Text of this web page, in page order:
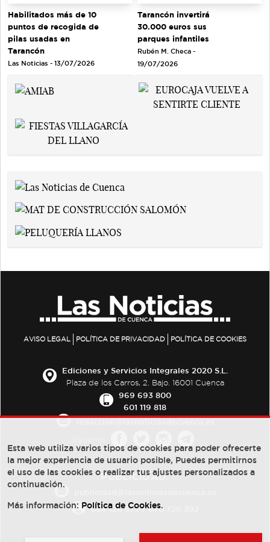
Habilitados más de 10
puntos de recogida de
pilas usadas en
Tarancón
Las Noticias - 13/07/2026
Tarancón invertirá
30.000 euros sus
parques infantiles
Rubén M. Checa -
19/07/2026
AVISO LEGAL POLÍTICA DE PRIVACIDAD POLÍTICA DE COOKIES
Ediciones y Servicios Integrales 2020 S.L.
Plaza de los Carros, 2. Bajo. 16001 Cuenca
969 693 800
601 119 818
PUBLICIDAD:
684 126 573/670 726 392
Esta web utiliza varios tipos de cookies para poder ofrecerte
la mejor experiencia de usuario posible, Puedes permitirnos
el uso de las cookies o realizar tus ajustes personalizados a
continuación.
Más información: Política de Cookies.